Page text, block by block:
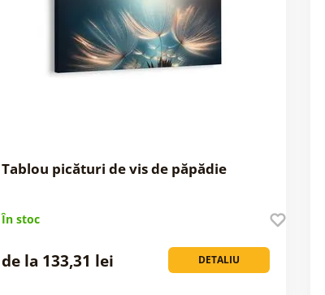
Tablou picături de vis de păpădie
În stoc
DETALIU
de la 133,31 lei